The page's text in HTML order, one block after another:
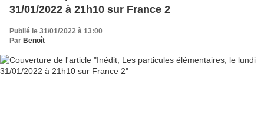
31/01/2022 à 21h10 sur France 2
Publié le 31/01/2022 à 13:00
Par Benoît